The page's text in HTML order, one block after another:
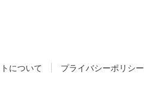
について プライバシーポリシー